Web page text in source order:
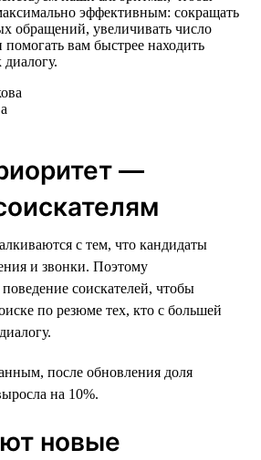
эффективным: сокращать
обращений, увеличивать число
вам быстрее находить
—
с тем, что кандидаты
и звонки. Поэтому
соискателей, чтобы
по резюме тех, кто с большей
после обновления доля
на 10%.
новые